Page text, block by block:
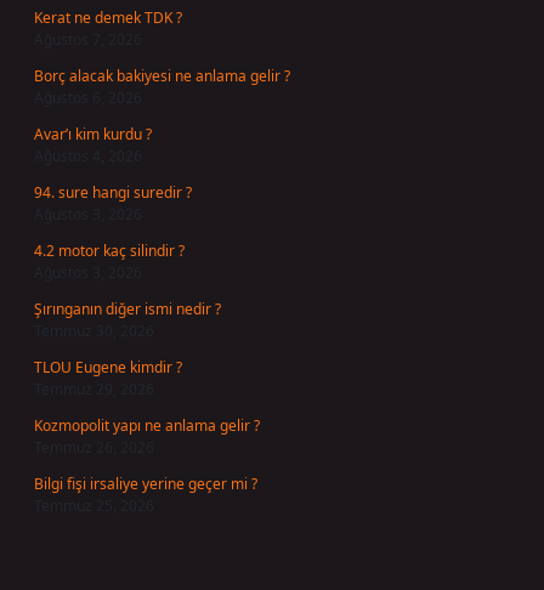
Kerat ne demek TDK ?
Borç alacak bakiyesi ne anlama gelir ?
Avar’ı kim kurdu ?
94. sure hangi suredir ?
Ağustos 3, 2026
4.2 motor kaç silindir ?
Ağustos 3, 2026
Şırınganın diğer ismi nedir ?
Temmuz 30, 2026
TLOU Eugene kimdir ?
Kozmopolit yapı ne anlama gelir ?
Bilgi fişi irsaliye yerine geçer mi ?